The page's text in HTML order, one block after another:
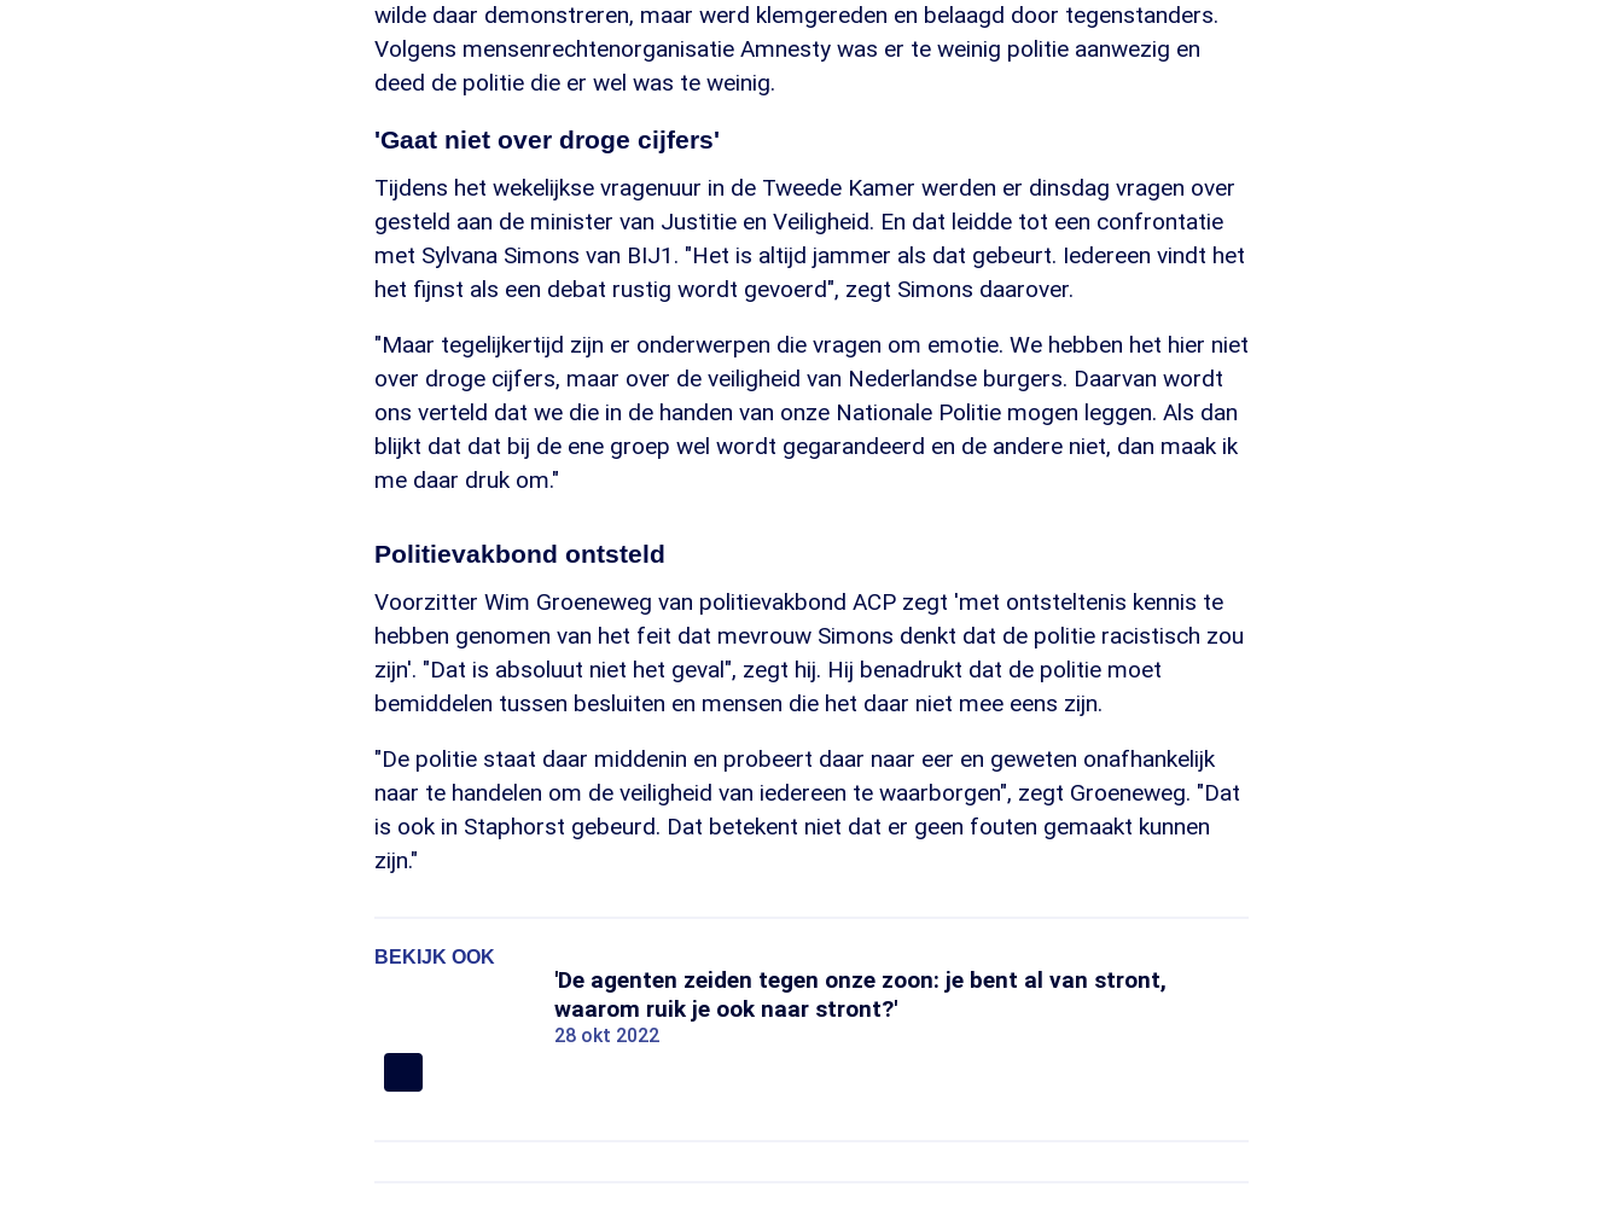
wilde daar demonstreren, maar werd klemgereden en belaagd door tegenstanders.
Volgens mensenrechtenorganisatie Amnesty was er te weinig politie aanwezig en
deed de politie die er wel was te weinig.
'Gaat niet over droge cijfers'
Tijdens het wekelijkse vragenuur in de Tweede Kamer werden er dinsdag vragen over
gesteld aan de minister van Justitie en Veiligheid. En dat leidde tot een confrontatie
met Sylvana Simons van BIJ1. "Het is altijd jammer als dat gebeurt. Iedereen vindt het
het fijnst als een debat rustig wordt gevoerd", zegt Simons daarover.
"Maar tegelijkertijd zijn er onderwerpen die vragen om emotie. We hebben het hier niet
over droge cijfers, maar over de veiligheid van Nederlandse burgers. Daarvan wordt
ons verteld dat we die in de handen van onze Nationale Politie mogen leggen. Als dan
blijkt dat dat bij de ene groep wel wordt gegarandeerd en de andere niet, dan maak ik
me daar druk om."
Politievakbond ontsteld
Voorzitter Wim Groeneweg van politievakbond ACP zegt 'met ontsteltenis kennis te
hebben genomen van het feit dat mevrouw Simons denkt dat de politie racistisch zou
zijn'. "Dat is absoluut niet het geval", zegt hij. Hij benadrukt dat de politie moet
bemiddelen tussen besluiten en mensen die het daar niet mee eens zijn.
"De politie staat daar middenin en probeert daar naar eer en geweten onafhankelijk
naar te handelen om de veiligheid van iedereen te waarborgen", zegt Groeneweg. "Dat
is ook in Staphorst gebeurd. Dat betekent niet dat er geen fouten gemaakt kunnen
zijn."
BEKIJK OOK
'De agenten zeiden tegen onze zoon: je bent al van stront,
waarom ruik je ook naar stront?'
28 okt 2022